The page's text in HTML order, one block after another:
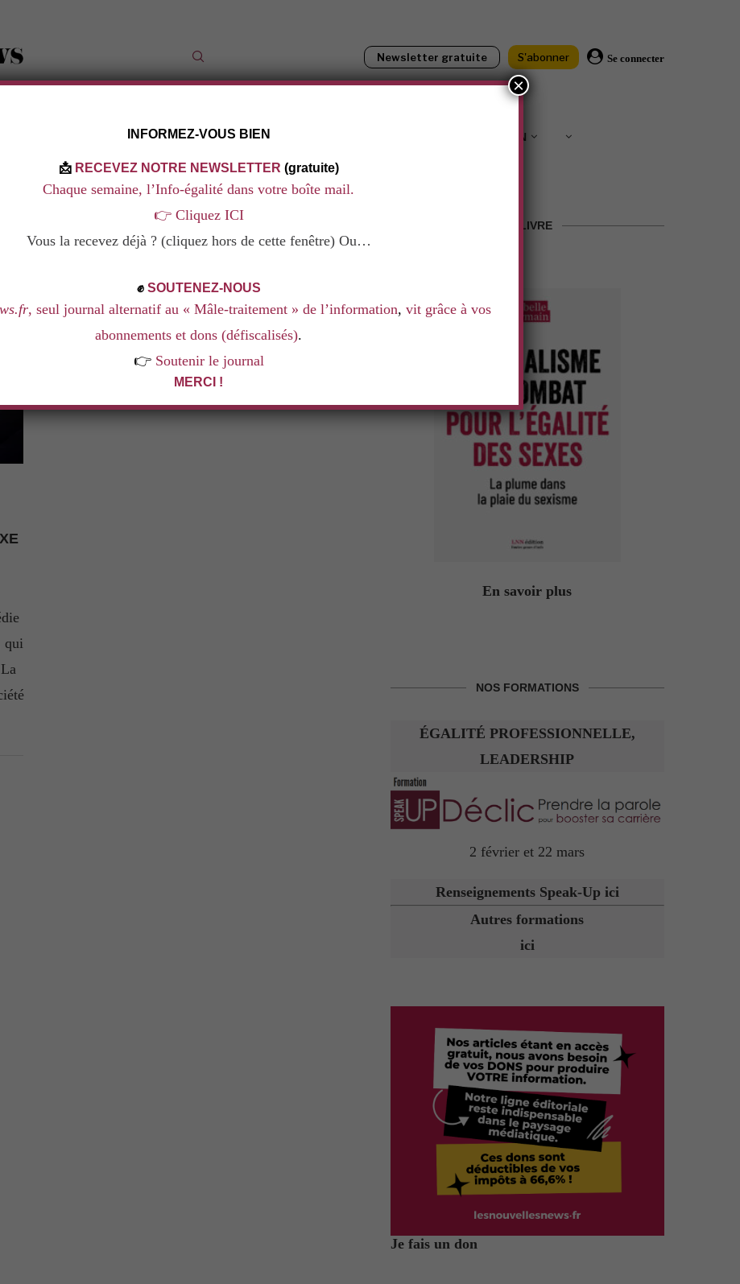
Newsletter gratuite S'abonner Se connecter
LES DOSSIERS NOS LIVRES SOUTENIR LNN
qui
LE LIVRE
En savoir plus
NOS FORMATIONS
ÉGALITÉ PROFESSIONNELLE,
LEADERSHIP
2 février et 22 mars
Renseignements Speak-Up ici
Autres formations
ici
Je fais un don
INFORMEZ-VOUS BIEN
📩 RECEVEZ NOTRE NEWSLETTER (gratuite)
Chaque semaine, l’Info-égalité dans votre boîte mail.
👉 Cliquez ICI
Vous la recevez déjà ? (cliquez hors de cette fenêtre) Ou…
✊ SOUTENEZ-NOUS
, seul journal alternatif au « Mâle-traitement » de l’information,vit grâce à vos
abonnements et dons (défiscalisés).
👉 Soutenir le journal
MERCI !
×